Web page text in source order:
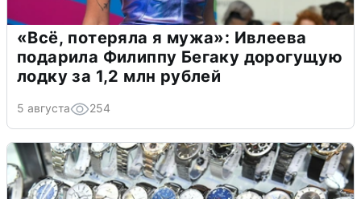
«Всё, потеряла я мужа»: Ивлеева
подарила Филиппу Бегаку дорогущую
лодку за 1,2 млн рублей
5 августа 254